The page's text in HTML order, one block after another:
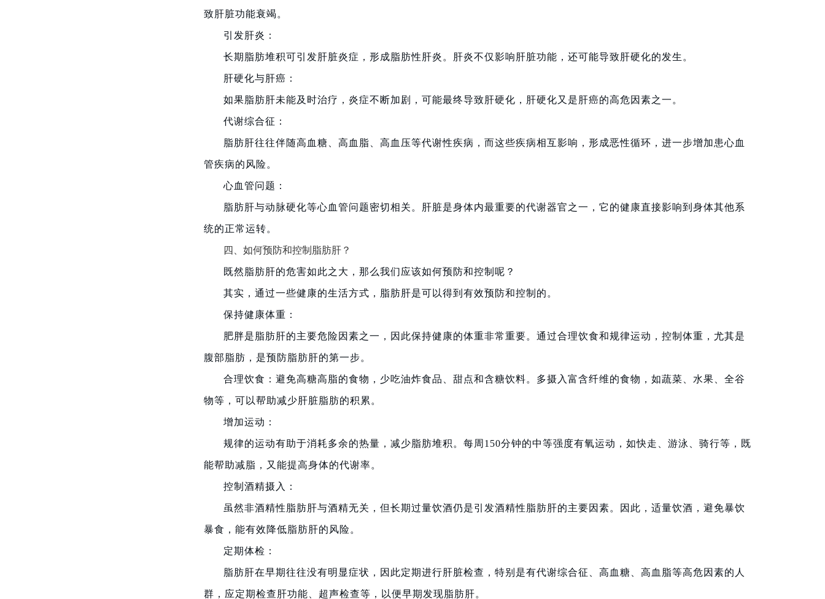
致肝脏功能衰竭。
引发肝炎：
长期脂肪堆积可引发肝脏炎症，形成脂肪性肝炎。肝炎不仅影响肝脏功能，还可能导致肝硬化的发生。
肝硬化与肝癌：
如果脂肪肝未能及时治疗，炎症不断加剧，可能最终导致肝硬化，肝硬化又是肝癌的高危因素之一。
代谢综合征：
脂肪肝往往伴随高血糖、高血脂、高血压等代谢性疾病，而这些疾病相互影响，形成恶性循环，进一步增加患心血
管疾病的风险。
心血管问题：
脂肪肝与动脉硬化等心血管问题密切相关。肝脏是身体内最重要的代谢器官之一，它的健康直接影响到身体其他系
统的正常运转。
四、如何预防和控制脂肪肝？
既然脂肪肝的危害如此之大，那么我们应该如何预防和控制呢？
其实，通过一些健康的生活方式，脂肪肝是可以得到有效预防和控制的。
保持健康体重：
肥胖是脂肪肝的主要危险因素之一，因此保持健康的体重非常重要。通过合理饮食和规律运动，控制体重，尤其是
腹部脂肪，是预防脂肪肝的第一步。
合理饮食：避免高糖高脂的食物，少吃油炸食品、甜点和含糖饮料。多摄入富含纤维的食物，如蔬菜、水果、全谷
物等，可以帮助减少肝脏脂肪的积累。
增加运动：
规律的运动有助于消耗多余的热量，减少脂肪堆积。每周150分钟的中等强度有氧运动，如快走、游泳、骑行等，既
能帮助减脂，又能提高身体的代谢率。
控制酒精摄入：
虽然非酒精性脂肪肝与酒精无关，但长期过量饮酒仍是引发酒精性脂肪肝的主要因素。因此，适量饮酒，避免暴饮
暴食，能有效降低脂肪肝的风险。
定期体检：
脂肪肝在早期往往没有明显症状，因此定期进行肝脏检查，特别是有代谢综合征、高血糖、高血脂等高危因素的人
群，应定期检查肝功能、超声检查等，以便早期发现脂肪肝。